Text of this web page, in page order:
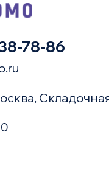
78-86